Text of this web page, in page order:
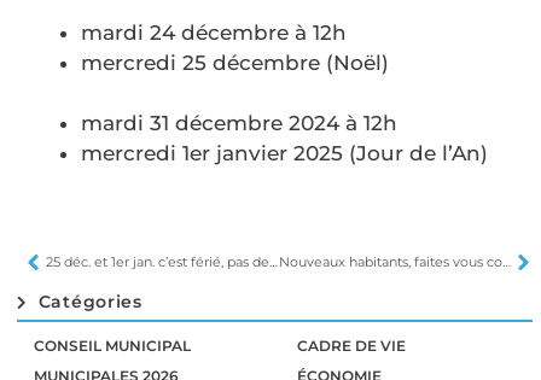
mardi 24 décembre à 12h
mercredi 25 décembre (Noël)
mardi 31 décembre 2024 à 12h
mercredi 1er janvier 2025 (Jour de l’An)
25 déc. et 1er jan. c’est férié, pas de marché Nouveaux habitants, faites vous connaître
Catégories
CONSEIL MUNICIPAL
MUNICIPALES 2026
CADRE DE VIE
ÉCONOMIE